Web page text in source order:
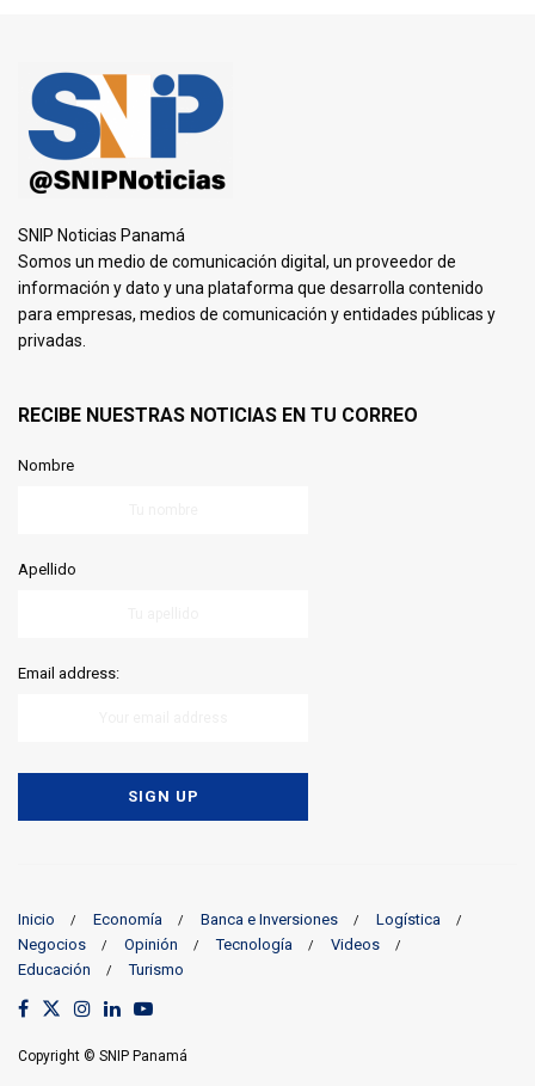
SNIP Noticias Panamá
Somos un medio de comunicación digital, un proveedor de
información y dato y una plataforma que desarrolla contenido
para empresas, medios de comunicación y entidades públicas y
privadas.
RECIBE NUESTRAS NOTICIAS EN TU CORREO
Nombre
Apellido
Email address:
Inicio Economía Banca e Inversiones
Logística
Negocios
Opinión Tecnología
Videos
Educación
Turismo
Copyright © SNIP Panamá